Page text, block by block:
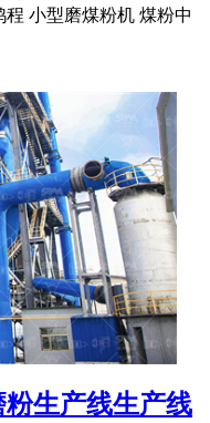
小型磨煤粉机 煤粉中
生产线生产线